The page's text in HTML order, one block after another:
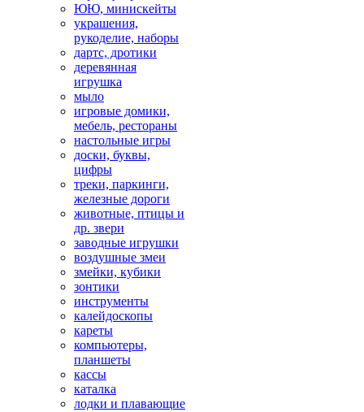
ЮЮ, минискейты
украшения,
рукоделие, наборы
дартс, дротики
деревянная
игрушка
мыло
игровые домики,
мебель, рестораны
настольные игры
доски, буквы,
цифры
треки, паркинги,
железные дороги
животные, птицы и
др. звери
заводные игрушки
воздушные змеи
змейки, кубики
зонтики
инструменты
калейдоскопы
кареты
компьютеры,
планшеты
кассы
каталка
лодки и плавающие